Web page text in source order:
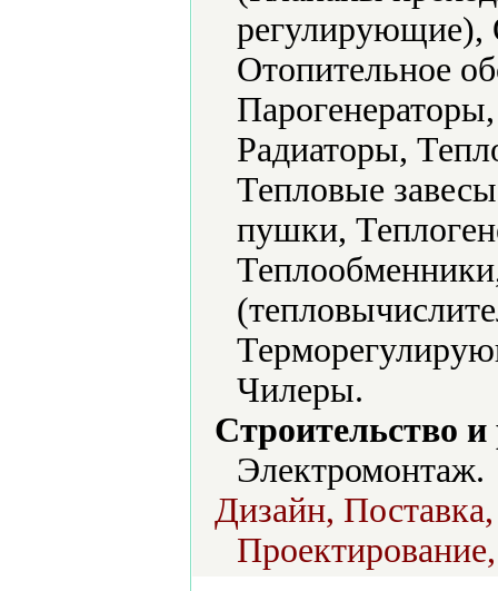
регулирующие),
Отопительное
Радиаторы,
Тепловые
пушки,
Чилеры.
Строительство
Электромонтаж.
Дизайн,